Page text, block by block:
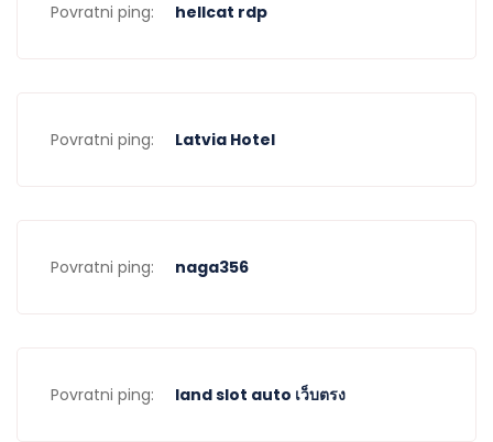
Povratni ping: hellcat rdp
Povratni ping: Latvia Hotel
Povratni ping: naga356
Povratni ping: land slot auto เว็บตรง